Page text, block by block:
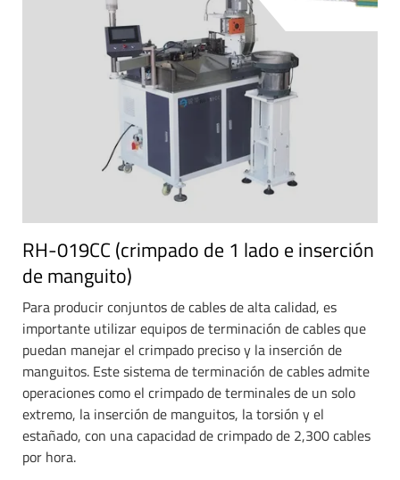
RH-019CC (crimpado de 1 lado e inserción
de manguito)
Para producir conjuntos de cables de alta calidad, es
importante utilizar equipos de terminación de cables que
puedan manejar el crimpado preciso y la inserción de
manguitos. Este sistema de terminación de cables admite
operaciones como el crimpado de terminales de un solo
extremo, la inserción de manguitos, la torsión y el
estañado, con una capacidad de crimpado de 2,300 cables
por hora.